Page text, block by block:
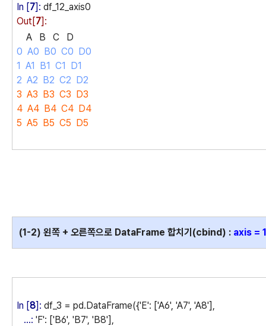
In [7]: df_12_axis0
Out[7]:
A B C D
0 A0 B0 C0 D0
1 A1 B1 C1 D1
2 A2 B2 C2 D2
3 A3 B3 C3 D3
4 A4 B4 C4 D4
5 A5 B5 C5 D5
(1-2) 왼쪽 + 오른쪽으로 DataFrame 합치기(cbind) : axis = 1
In [8]: df_3 = pd.DataFrame({'E': ['A6', 'A7', 'A8'],
...: 'F': ['B6', 'B7', 'B8'],